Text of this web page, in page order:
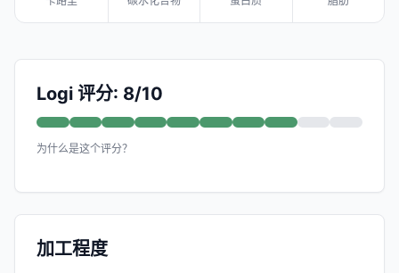
Logi 评分: 8/10
为什么是这个评分？
加工程度